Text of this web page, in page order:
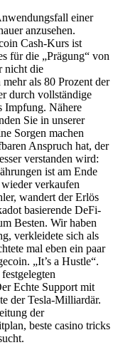
einer
anzusehen.
Cash-Kurs ist
für die „Prägung“ von
nicht die
als 80 Prozent der
durch vollständige
Impfung. Nähere
Sie in unserer
Sorgen machen
Anspruch hat, der
verstanden wird:
ist am Ende
verkaufen
wandert der Erlös
basierende DeFi-
Besten. Wir haben
verkleidete sich als
mal eben ein paar
„It’s a Hustle“.
Echte Support mit
der Tesla-Milliardär.
der
beste casino tricks